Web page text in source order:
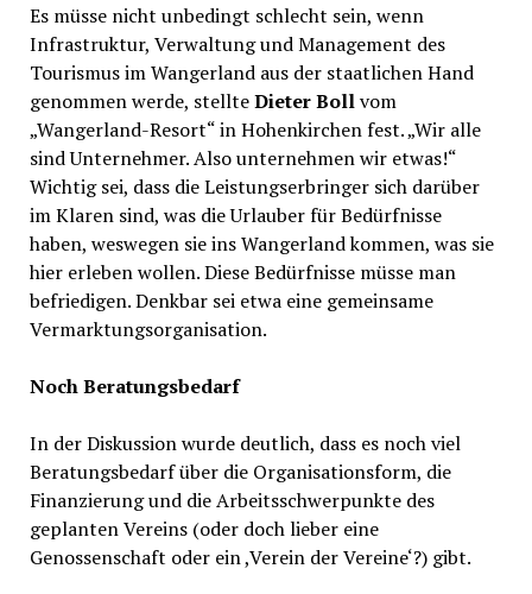
Es müsse nicht unbedingt schlecht sein, wenn
Infrastruktur, Verwaltung und Management des
Tourismus im Wangerland aus der staatlichen Hand
genommen werde, stellteDieter Bollvom
„Wangerland-Resort“ in Hohenkirchen fest. „Wir alle
sind Unternehmer. Also unternehmen wir etwas!“
Wichtig sei, dass die Leistungserbringer sich darüber
im Klaren sind, was die Urlauber für Bedürfnisse
haben, weswegen sie ins Wangerland kommen, was sie
hier erleben wollen. Diese Bedürfnisse müsse man
befriedigen. Denkbar sei etwa eine gemeinsame
Vermarktungsorganisation.
Noch Beratungsbedarf
In der Diskussion wurde deutlich, dass es noch viel
Beratungsbedarf über die Organisationsform, die
Finanzierung und die Arbeitsschwerpunkte des
geplanten Vereins (oder doch lieber eine
Genossenschaft oder ein ,Verein der Vereine‘?) gibt.